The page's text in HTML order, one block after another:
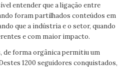
entender que a ligação entre
foram partilhados conteúdos em
que a indústria e o setor, quando
e com maior impacto.
de forma orgânica permitiu um
1200 seguidores conquistados,